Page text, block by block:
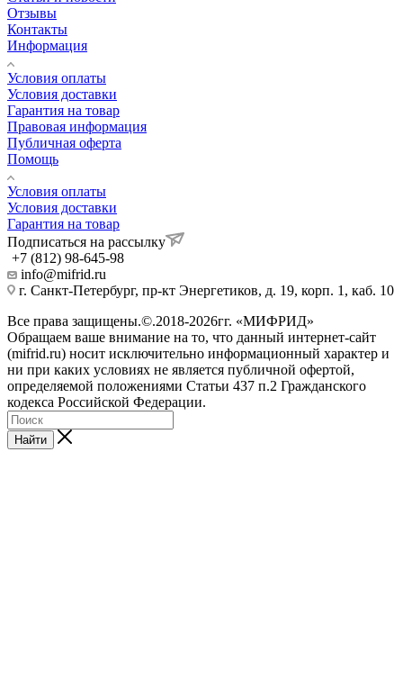
Отзывы
Контакты
Информация
Условия оплаты
Условия доставки
Гарантия на товар
Правовая информация
Публичная оферта
Помощь
Условия оплаты
Условия доставки
Гарантия на товар
Подписаться на рассылку
+7 (812) 98-645-98
info@mifrid.ru
г. Санкт-Петербург, пр-кт Энергетиков, д. 19, корп. 1, каб. 10
Все права защищены.©.2018-2026гг. «МИФРИД»
Обращаем ваше внимание на то, что данный интернет-сайт
(mifrid.ru) носит исключительно информационный характер и
ни при каких условиях не является публичной офертой,
определяемой положениями Статьи 437 п.2 Гражданского
кодекса Российской Федерации.
Найти